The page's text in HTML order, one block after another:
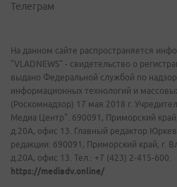
Телеграм
На данном сайте распространяется
"VLADNEWS" - свидетельство о
выдано Федеральной службой по
информационных технологий и
(Роскомнадзор) 17 мая 2018 г.
Медиа Центр". 690091, Приморский
д.20А, офис 13. Главный редактор
редакции: 690091, Приморский край, г.
д.20А, офис 13. Тел.: +7 (423) 2-415-600.
https://mediadv.online/